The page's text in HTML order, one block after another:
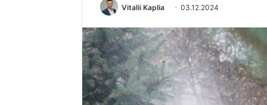
Vitalii Kaplia 03.12.2024